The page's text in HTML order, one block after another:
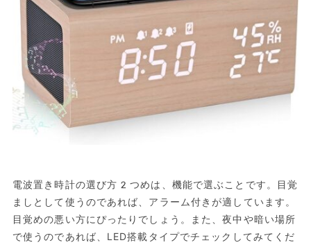
電波置き時計の選び方2つめは、機能で選ぶことです。目覚
ましとして使うのであれば、アラーム付きが適しています。
目覚めの悪い方にぴったりでしょう。また、夜中や暗い場所
で使うのであれば、LED搭載タイプでチェックしてみてくだ